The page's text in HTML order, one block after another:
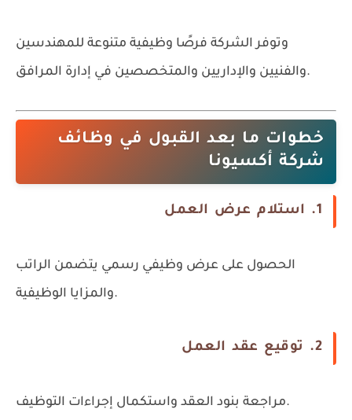
وتوفر الشركة فرصًا وظيفية متنوعة للمهندسين
والفنيين والإداريين والمتخصصين في إدارة المرافق.
خطوات ما بعد القبول في وظائف
شركة أكسيونا
1. استلام عرض العمل
الحصول على عرض وظيفي رسمي يتضمن الراتب
والمزايا الوظيفية.
2. توقيع عقد العمل
مراجعة بنود العقد واستكمال إجراءات التوظيف.